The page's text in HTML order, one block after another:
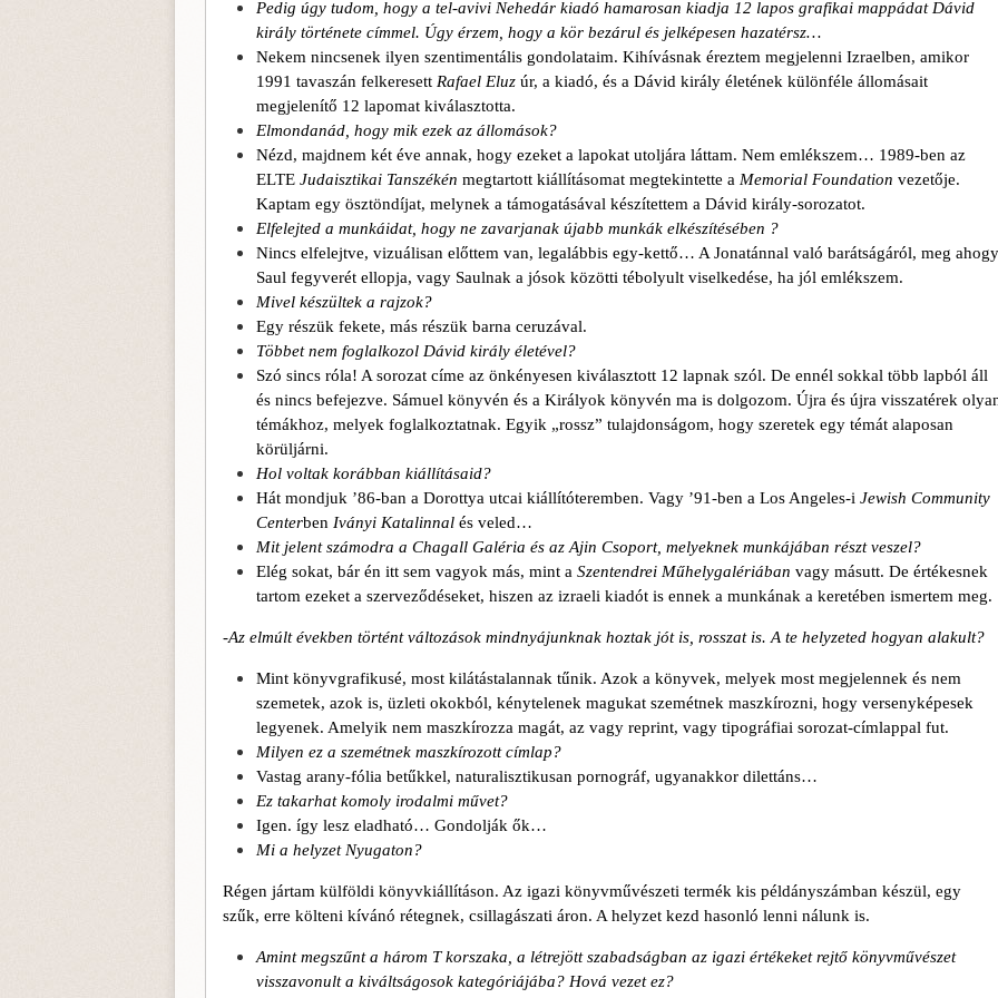
Pedig úgy tudom, hogy a tel-avivi Nehedár kiadó hamarosan kiadja 12 lapos grafikai mappádat Dávid
király története címmel. Úgy érzem, hogy a kör bezárul és jelképesen hazatérsz…
Nekem nincsenek ilyen szentimentális gondolataim. Kihívásnak éreztem megjelenni Izraelben, amikor
1991 tavaszán felkeresett Rafael Eluz úr, a kiadó, és a Dávid király életének különféle állomásait
megjelenítő 12 lapomat kiválasztotta.
Elmondanád, hogy mik ezek az állomások?
Nézd, majdnem két éve annak, hogy ezeket a lapokat utoljára láttam. Nem emlékszem… 1989-ben az
ELTE Judaisztikai Tanszékén megtartott kiállításomat megtekintette a Memorial Foundation vezetője.
Kaptam egy ösztöndíjat, melynek a támogatásával készítettem a Dávid király-sorozatot.
Elfelejted a munkáidat, hogy ne zavarjanak újabb munkák elkészítésében ?
Nincs elfelejtve, vizuálisan előttem van, legalábbis egy-kettő… A Jonatánnal való barátságáról, meg ahogy
Saul fegyverét ellopja, vagy Saulnak a jósok közötti tébolyult viselkedése, ha jól emlékszem.
Mivel készültek a rajzok?
Egy részük fekete, más részük barna ceruzával.
Többet nem foglalkozol Dávid király életével?
Szó sincs róla! A sorozat címe az önkényesen kiválasztott 12 lapnak szól. De ennél sokkal több lapból áll
és nincs befejezve. Sámuel könyvén és a Királyok könyvén ma is dolgozom. Újra és újra visszatérek
témákhoz, melyek foglalkoztatnak. Egyik „rossz” tulajdonságom, hogy szeretek egy témát alaposan
körüljárni.
Hol voltak korábban kiállításaid?
Hát mondjuk ’86-ban a Dorottya utcai kiállítóteremben. Vagy ’91-ben a Los Angeles-i Jewish Community
Centerben Iványi Katalinnal és veled…
Mit jelent számodra a Chagall Galéria és az Ajin Csoport, melyeknek munkájában részt veszel?
Elég sokat, bár én itt sem vagyok más, mint a Szentendrei Műhelygalériában vagy másutt. De értékesnek
tartom ezeket a szerveződéseket, hiszen az izraeli kiadót is ennek a munkának a keretében ismertem meg.
-Az elmúlt években történt változások mindnyájunknak hoztak jót is, rosszat is. A te helyzeted hogyan alakult?
Mint könyvgrafikusé, most kilátástalannak tűnik. Azok a könyvek, melyek most megjelennek és nem
szemetek, azok is, üzleti okokból, kénytelenek magukat szemétnek maszkírozni, hogy versenyképesek
legyenek. Amelyik nem maszkírozza magát, az vagy reprint, vagy tipográfiai sorozat-címlappal fut.
Milyen ez a szemétnek maszkírozott címlap?
Vastag arany-fólia betűkkel, naturalisztikusan pornográf, ugyanakkor dilettáns…
Ez takarhat komoly irodalmi művet?
Igen. így lesz eladható… Gondolják ők…
Mi a helyzet Nyugaton?
Régen jártam külföldi könyvkiállításon. Az igazi könyvművészeti termék kis példányszámban készül, egy
szűk, erre költeni kívánó rétegnek, csillagászati áron. A helyzet kezd hasonló lenni nálunk is.
Amint megszűnt a három T korszaka, a létrejött szabadságban az igazi értékeket rejtő könyvművészet
visszavonult a kiváltságosok kategóriájába? Hová vezet ez?